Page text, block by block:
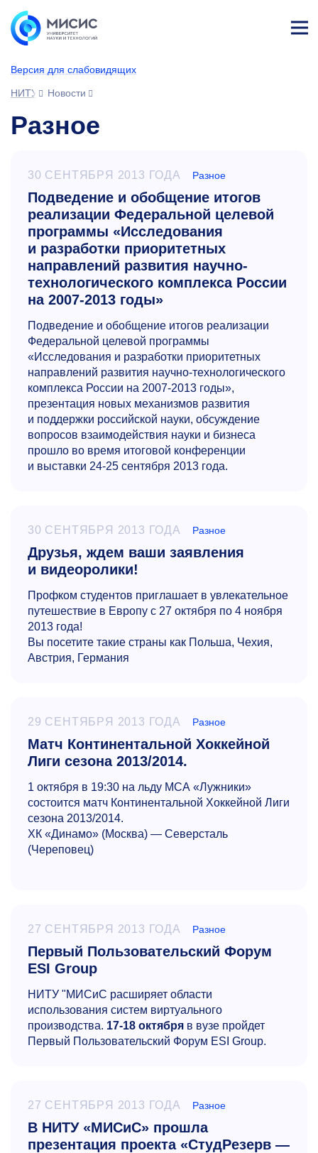
Версия для слабовидящих
НИТУ МИСИС
Новости
Разное
30 СЕНТЯБРЯ 2013 ГОДА Разное
Подведение и обобщение итогов
реализации Федеральной целевой
программы «Исследования
и разработки приоритетных
направлений развития научно-
технологического комплекса России
на 2007-2013 годы»
Подведение и обобщение итогов реализации
Федеральной целевой программы
«Исследования и разработки приоритетных
направлений развития научно-технологического
комплекса России на 2007-2013 годы»,
презентация новых механизмов развития
и поддержки российской науки, обсуждение
вопросов взаимодействия науки и бизнеса
прошло во время итоговой конференции
и выставки 24-25 сентября 2013 года.
30 СЕНТЯБРЯ 2013 ГОДА Разное
Друзья, ждем ваши заявления
и видеоролики!
Профком студентов приглашает в увлекательное
путешествие в Европу с 27 октября по 4 ноября
2013 года!
Вы посетите такие страны как Польша, Чехия,
Австрия, Германия
29 СЕНТЯБРЯ 2013 ГОДА Разное
Матч Континентальной Хоккейной
Лиги сезона 2013/2014.
1 октября в 19:30 на льду МСА «Лужники»
состоится матч Континентальной Хоккейной Лиги
сезона 2013/2014.
ХК «Динамо» (Москва) — Северсталь
(Череповец)
27 СЕНТЯБРЯ 2013 ГОДА Разное
Первый Пользовательский Форум
ESI Group
НИТУ "МИСиС расширяет области
использования систем виртуального
производства. 17-18 октября в вузе пройдет
Первый Пользовательский Форум ESI Group.
27 СЕНТЯБРЯ 2013 ГОДА Разное
В НИТУ «МИСиС» прошла
презентация проекта «СтудРезерв —